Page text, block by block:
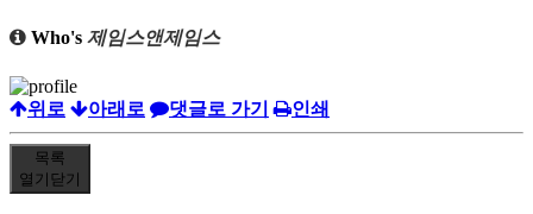
Who's 제임스앤제임스
위로 아래로 댓글로 가기 인쇄
목록
열기 닫기